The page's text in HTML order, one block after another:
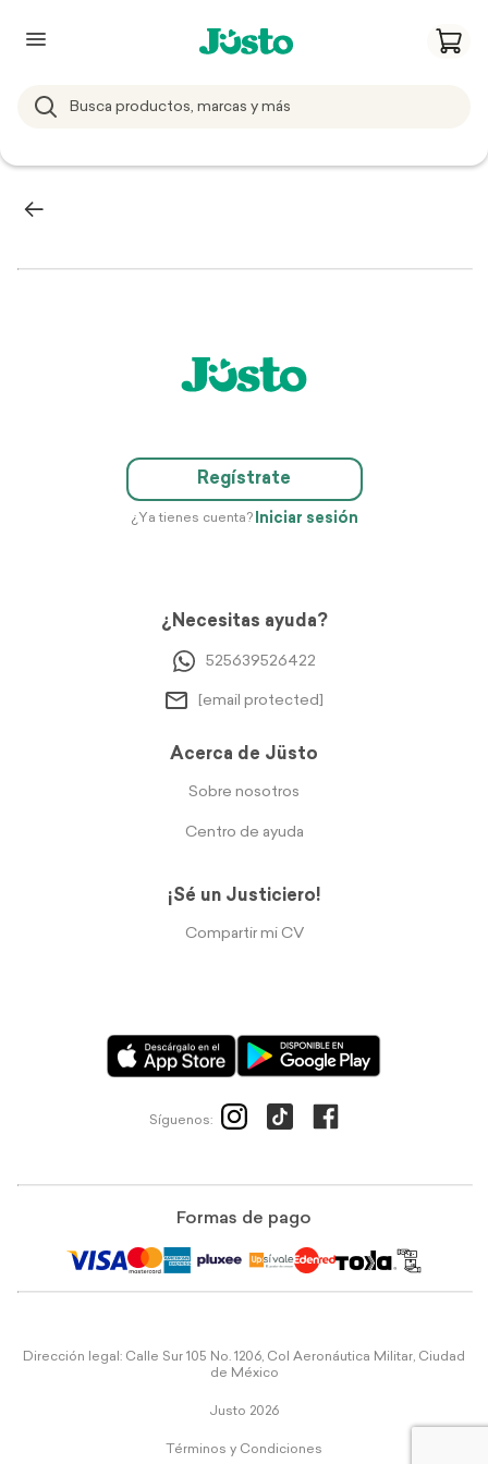
Regístrate
¿Ya tienes cuenta? Iniciar sesión
¿Necesitas ayuda?
525639526422
[email protected]
Acerca de Jüsto
Sobre nosotros
Centro de ayuda
¡Sé un Justiciero!
Compartir mi CV
Síguenos:
Formas de pago
Dirección legal: Calle Sur 105 No. 1206, Col Aeronáutica Militar, Ciudad
de México
Justo 2026
Términos y Condiciones